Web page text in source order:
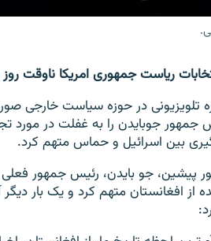
ریاست جمهوری امریکا ناوقت
تلویزیونی در حوزه سیاست خارجی
جوبایدن را به غفلت در مورد
بین اسرائیل و حماس متهم کرد.
پیشین، جو بایدن، رئیس جمهور
از افغانستان متهم کرد و یک بار